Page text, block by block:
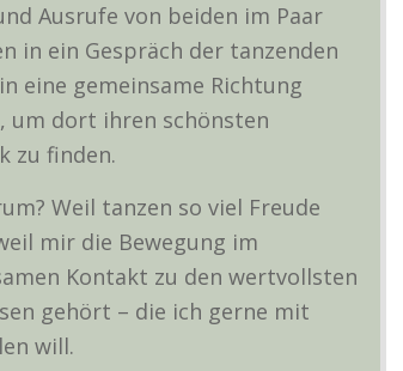
Ausrufe von beiden im Paar
in ein Gespräch der tanzenden
eine gemeinsame Richtung
um dort ihren schönsten
zu finden.
Weil tanzen so viel Freude
mir die Bewegung im
Kontakt zu den wertvollsten
gehört – die ich gerne mit
will.